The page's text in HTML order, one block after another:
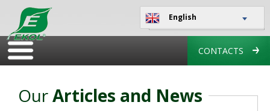
English
CONTACTS
OurArticles and News